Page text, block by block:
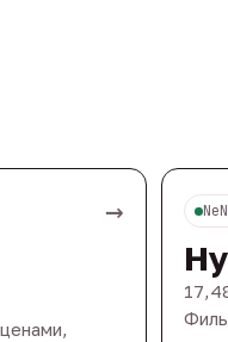
→